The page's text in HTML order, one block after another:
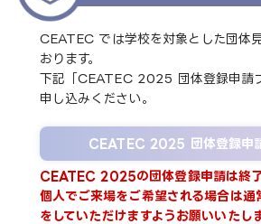
CEATEC では学校を対象とした団体
おります。
下記「CEATEC 2025 団体登録申請
申し込みください。
CEATEC 2025 団体登録申
CEATEC 2025の団体登録申請は終了
個人でご来場をご希望される場合は通
をしていただけますようお願いいたしま